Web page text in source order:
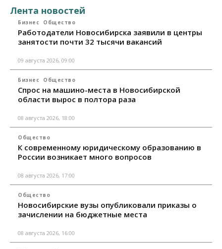
Лента новостей
Бизнес Общество
Работодатели Новосибирска заявили в центры
занятости почти 32 тысячи вакансий
09 августа 2026, 09:00
Бизнес Общество
Спрос на машино-места в Новосибирской
области вырос в полтора раза
08 августа 2026, 18:00
Общество
К современному юридическому образованию в
России возникает много вопросов
08 августа 2026, 17:00
Общество
Новосибирские вузы опубликовали приказы о
зачислении на бюджетные места
08 августа 2026, 16:00